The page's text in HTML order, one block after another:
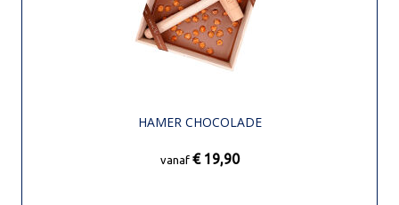
HAMER CHOCOLADE
vanaf € 19,90